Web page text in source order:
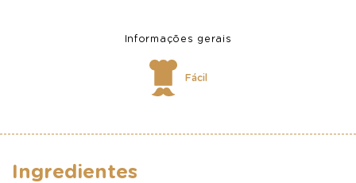
Informações gerais
Fácil
Ingredientes